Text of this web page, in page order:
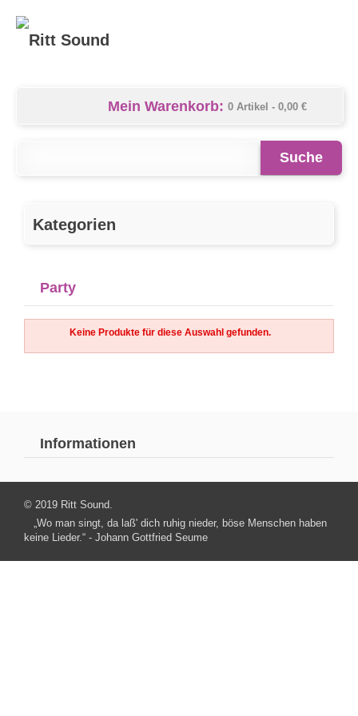
Mein Warenkorb: 0 Artikel - 0,00 €
Suche
Kategorien
Party
Keine Produkte für diese Auswahl gefunden.
Informationen
© 2019 Ritt Sound.
„Wo man singt, da laß' dich ruhig nieder, böse Menschen haben
keine Lieder.“ - Johann Gottfried Seume